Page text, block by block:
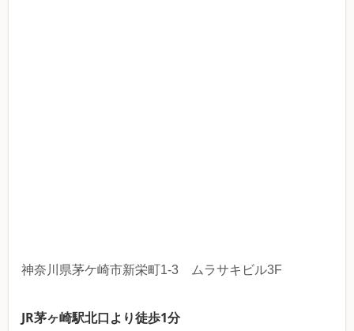
神奈川県茅ケ崎市新栄町1-3 ムラサキビル3F
JR茅ヶ崎駅北口より徒歩1分